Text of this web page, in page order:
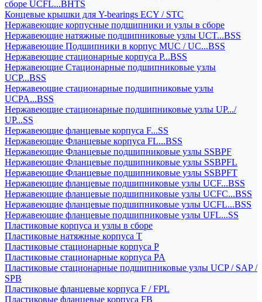
сборе UCFL...BHTS
Концевые крышки для Y-bearings ECY / STC
Нержавеющие корпусные подшипники и узлы в сборе
Нержавеющие натяжные подшипниковые узлы UCT...BSS
Нержавеющие Подшипники в корпус MUC / UC...BSS
Нержавеющие стационарные корпуса P...BSS
Нержавеющие Стационарные подшипниковые узлы
UCP...BSS
Нержавеющие стационарные подшипниковые узлы
UCPA...BSS
Нержавеющие стационарные подшипниковые узлы UP.../
UP...SS
Нержавеющие фланцевые корпуса F...SS
Нержавеющие Фланцевые корпуса FL...BSS
Нержавеющие Фланцевые подшипниковые узлы SSBPF
Нержавеющие Фланцевые подшипниковые узлы SSBPFL
Нержавеющие Фланцевые подшипниковые узлы SSBPFT
Нержавеющие фланцевые подшипниковые узлы UCF...BSS
Нержавеющие фланцевые подшипниковые узлы UCFC...BSS
Нержавеющие фланцевые подшипниковые узлы UCFL...BSS
Нержавеющие фланцевые подшипниковые узлы UFL...SS
Пластиковые корпуса и узлы в сборе
Пластиковые натяжные корпуса T
Пластиковые стационарные корпуса P
Пластиковые стационарные корпуса PA
Пластиковые стационарные подшипниковые узлы UCP / SAP /
SPB
Пластиковые фланцевые корпуса F / FPL
Пластиковые фланцевые корпуса FB